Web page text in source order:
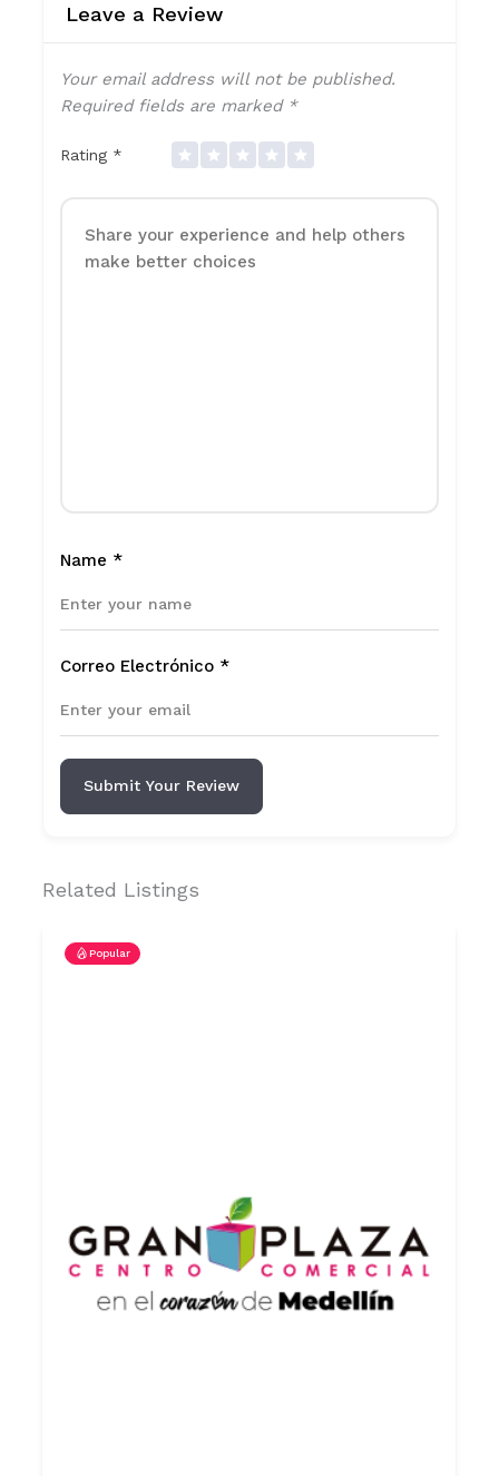
Leave a Review
Your email address will not be published.
Required fields are marked *
Rating *
Name *
Correo Electrónico *
Submit Your Review
Related Listings
Popular